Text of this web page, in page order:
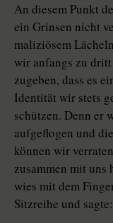
An diesem Punkt
ein Grinsen nicht
maliziösem
wir anfangs zu
zugeben, dass es
Identität wir stets
schützen. Denn er
aufgeflogen und
können wir
zusammen mit uns
wies mit dem
Sitzreihe und